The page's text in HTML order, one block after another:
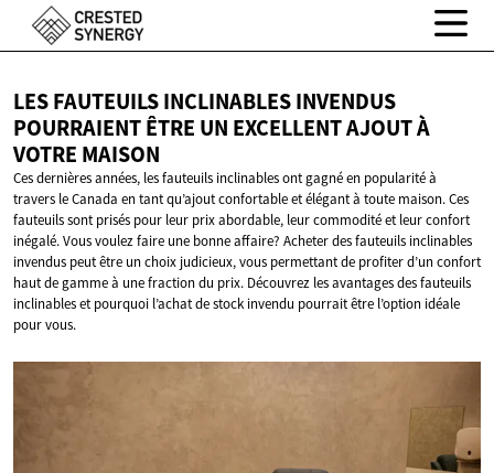
LES FAUTEUILS INCLINABLES INVENDUS
POURRAIENT ÊTRE UN EXCELLENT AJOUT À
VOTRE MAISON
Ces dernières années, les fauteuils inclinables ont gagné en popularité à
travers le Canada en tant qu’ajout confortable et élégant à toute maison. Ces
fauteuils sont prisés pour leur prix abordable, leur commodité et leur confort
inégalé. Vous voulez faire une bonne affaire? Acheter des fauteuils inclinables
invendus peut être un choix judicieux, vous permettant de profiter d’un confort
haut de gamme à une fraction du prix. Découvrez les avantages des fauteuils
inclinables et pourquoi l’achat de stock invendu pourrait être l’option idéale
pour vous.